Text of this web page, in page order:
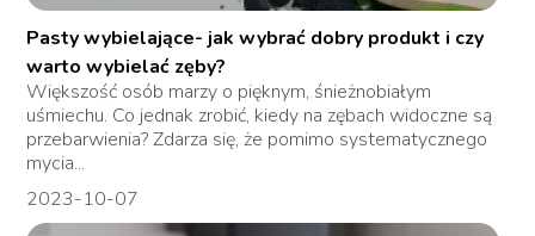
Pasty wybielające- jak wybrać dobry produkt i czy
warto wybielać zęby?
Większość osób marzy o pięknym, śnieżnobiałym
uśmiechu. Co jednak zrobić, kiedy na zębach widoczne są
przebarwienia? Zdarza się, że pomimo systematycznego
mycia...
2023-10-07